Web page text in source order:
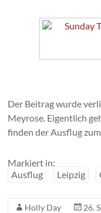
Der Beitrag wurde
Meyrose. Eigentlich
finden der Ausflug
Markiert in:
Ausflug
Leipzig
Holly Day 26.